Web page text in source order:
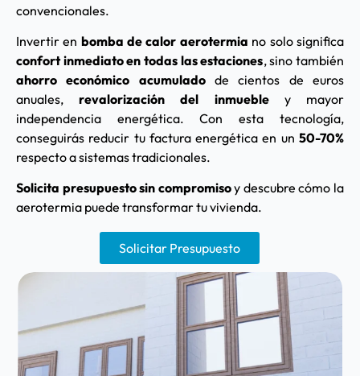
convencionales.
Invertir en bomba de calor aerotermia no solo significa
confort inmediato en todas las estaciones, sino también
ahorro económico acumuladode cientos de euros
anuales,revalorización del inmuebley mayor
independencia energética. Con esta tecnología,
conseguirás reducir tu factura energética en un 50-70%
respecto a sistemas tradicionales.
Solicita presupuesto sin compromisoy descubre cómo la
aerotermia puede transformar tu vivienda.
Solicitar Presupuesto